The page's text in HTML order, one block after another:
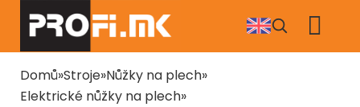
Přejít
hlavnímu
obsahu
Drobečková
navigace
Domů Stroje Nůžky na plech
Elektrické nůžky na plech